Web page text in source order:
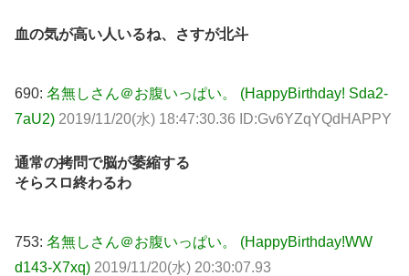
血の気が高い人いるね、さすが北斗
690: 名無しさん＠お腹いっぱい。 (HappyBirthday! Sda2-
7aU2) 2019/11/20(水) 18:47:30.36 ID:Gv6YZqYQdHAPPY
通常の拷問で脳が萎縮する
そらスロ終わるわ
753: 名無しさん＠お腹いっぱい。 (HappyBirthday!WW
d143-X7xq) 2019/11/20(水) 20:30:07.93